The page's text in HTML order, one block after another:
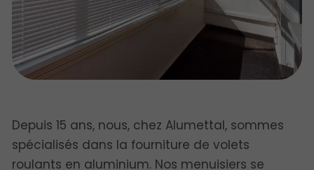
Depuis 15 ans, nous, chez Alumettal, sommes
spécialisés dans la fourniture de volets
roulants en aluminium. Nos menuisiers se